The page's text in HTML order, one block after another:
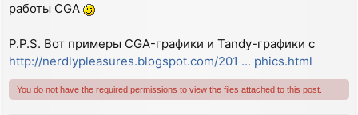
работы CGA
P.P.S. Вот примеры CGA-графики и Tandy-графики с
http://nerdlypleasures.blogspot.com/201 ... phics.html
You do not have the required permissions to view the files attached to this post.